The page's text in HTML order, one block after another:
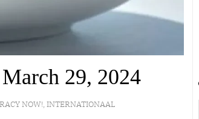
29, 2024
NOW!, INTERNATIONAAL